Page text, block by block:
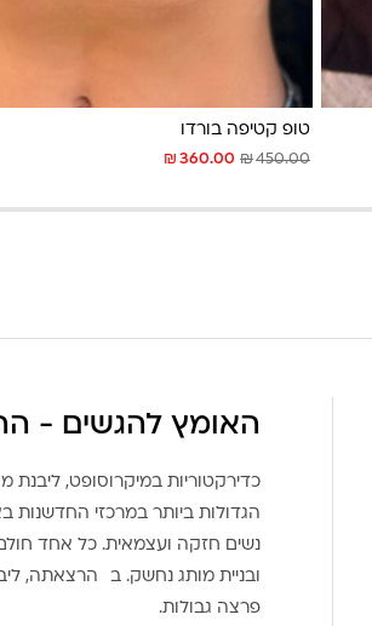
טופ קטיפה בורדו
₪ 360.00 ₪450.00
האומץ להגשים -
כדירקטוריות במיקרוסופט, ליבנת
הגדולות ביותר במרכזי החדשנות
נשים חזקה ועצמאית. כל אחד
ובניית מותג נחשק. ב הרצאתה,
פרצה גבולות.